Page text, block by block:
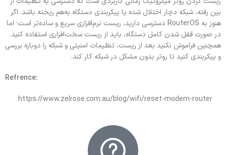
بین رفته، شبکه دچار اختلال شده یا پیکربندی دستگاه به‌هم ریخته باشد. اگر
هنوز به RouterOS دسترسی دارید، ریست نرم‌افزاری سریع‌ و ساده‌تر است؛ اما
در صورت قفل شدن کامل دستگاه، باید از ریست سخت‌افزاری استفاده کنید.
همچنین فراموش نکنید بعد از ریست، تنظیمات امنیتی و شبکه را دوباره بررسی
و پیکربندی کنید تا روتر بدون مشکل در شبکه کار کند.
:Refrence
https://www.zelrose.com.au/blog/wifi/reset-modem-router